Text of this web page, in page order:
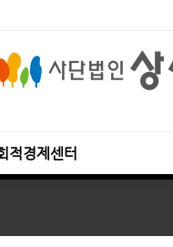
적경제센터